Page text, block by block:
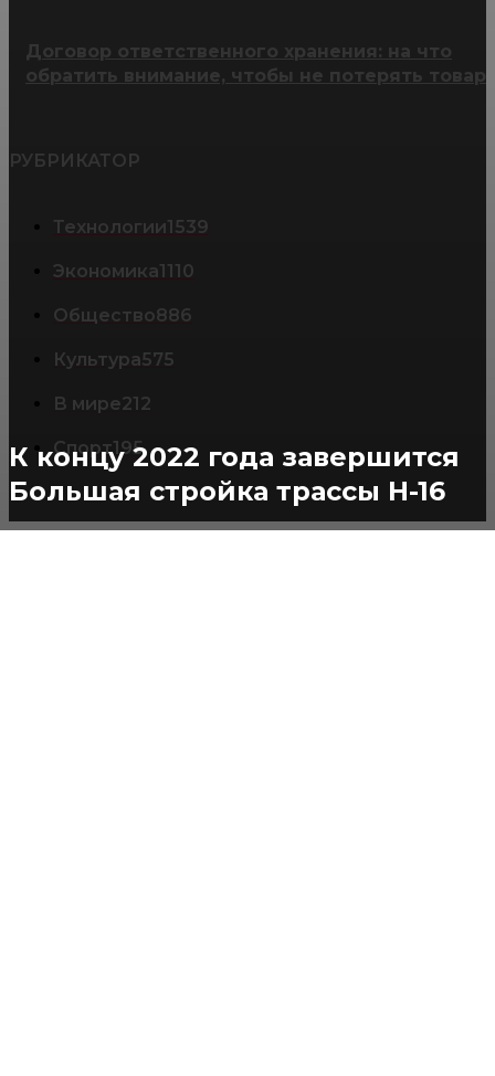
К концу 2022 года завершится
Большая стройка трассы Н-16
Договор ответственного хранения: на что
обратить внимание, чтобы не потерять товар
РУБРИКАТОР
Технологии1539
Экономика1110
Общество886
Культура575
В мире212
Спорт195